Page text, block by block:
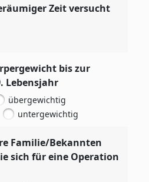
Zeit versucht
bis zur
Lebensjahr
übergewichtig
untergewichtig
Familie/Bekannten
sich für eine Operation